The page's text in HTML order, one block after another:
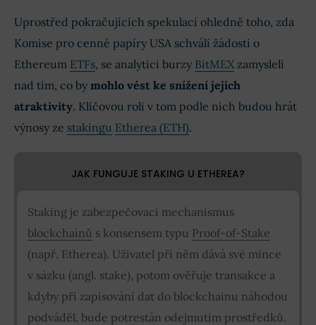
Uprostřed pokračujících spekulací ohledně toho, zda
Komise pro cenné papíry USA schválí žádosti o
Ethereum ETFs, se analytici burzy BitMEX zamysleli
nad tím, co by mohlo vést ke snížení jejich
atraktivity. Klíčovou roli v tom podle nich budou hrát
výnosy ze stakingu Etherea (ETH).
JAK FUNGUJE STAKING U ETHEREA?
Staking je zabezpečovací mechanismus
blockchainů s konsensem typu Proof-of-Stake
(např. Etherea). Uživatel při něm dává své mince
v sázku (angl. stake), potom ověřuje transakce a
kdyby při zapisování dat do blockchainu náhodou
podváděl, bude potrestán odejmutím prostředků.